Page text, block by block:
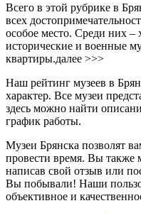
Всего в этой рубрике в
всех
особое место. Среди них –
исторические и военные
квартиры.далее >>>
Наш рейтинг музеев в
характер. Все музеи
здесь можно найти
график работы.
Музеи Брянска позволят
провести время. Вы также
написав свой отзыв или
Вы побывали! Наши
объективное и